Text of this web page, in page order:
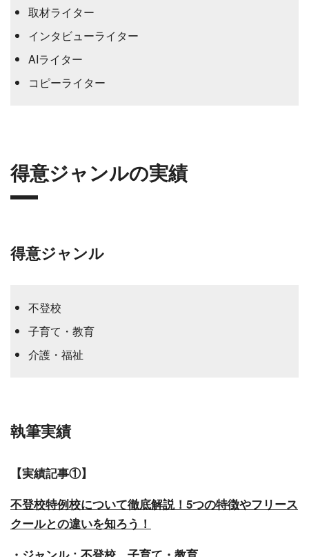
取材ライター
インタビューライター
AIライター
コピーライター
得意ジャンルの実績
得意ジャンル
不登校
子育て・教育
介護・福祉
執筆実績
【実績記事①】
不登校特例校について徹底解説！5つの特徴やフリース
クールとの違いを知ろう！